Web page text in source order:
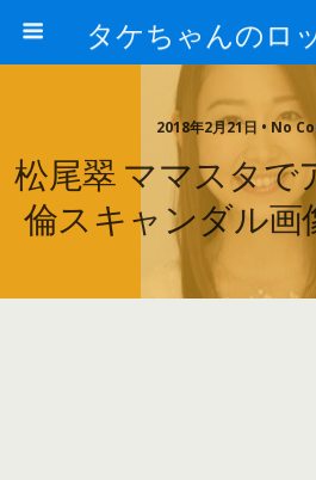
2018年2月21日 • No
松尾翠 ママスタで
倫スキャンダル画